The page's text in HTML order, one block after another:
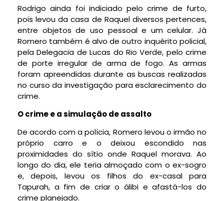
Rodrigo ainda foi indiciado pelo crime de furto,
pois levou da casa de Raquel diversos pertences,
entre objetos de uso pessoal e um celular. Já
Romero também é alvo de outro inquérito policial,
pela Delegacia de Lucas do Rio Verde, pelo crime
de porte irregular de arma de fogo. As armas
foram apreendidas durante as buscas realizadas
no curso da investigação para esclarecimento do
crime.
O crime e a simulação de assalto
De acordo com a polícia, Romero levou o irmão no
próprio carro e o deixou escondido nas
proximidades do sítio onde Raquel morava. Ao
longo do dia, ele teria almoçado com o ex-sogro
e, depois, levou os filhos do ex-casal para
Tapurah, a fim de criar o álibi e afastá-los do
crime planejado.